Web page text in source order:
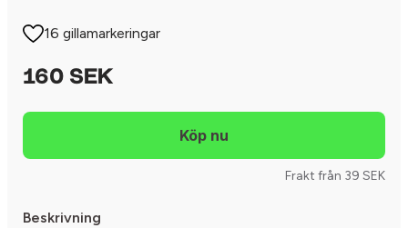
16 gillamarkeringar
160 SEK
Frakt från 39 SEK
Beskrivning